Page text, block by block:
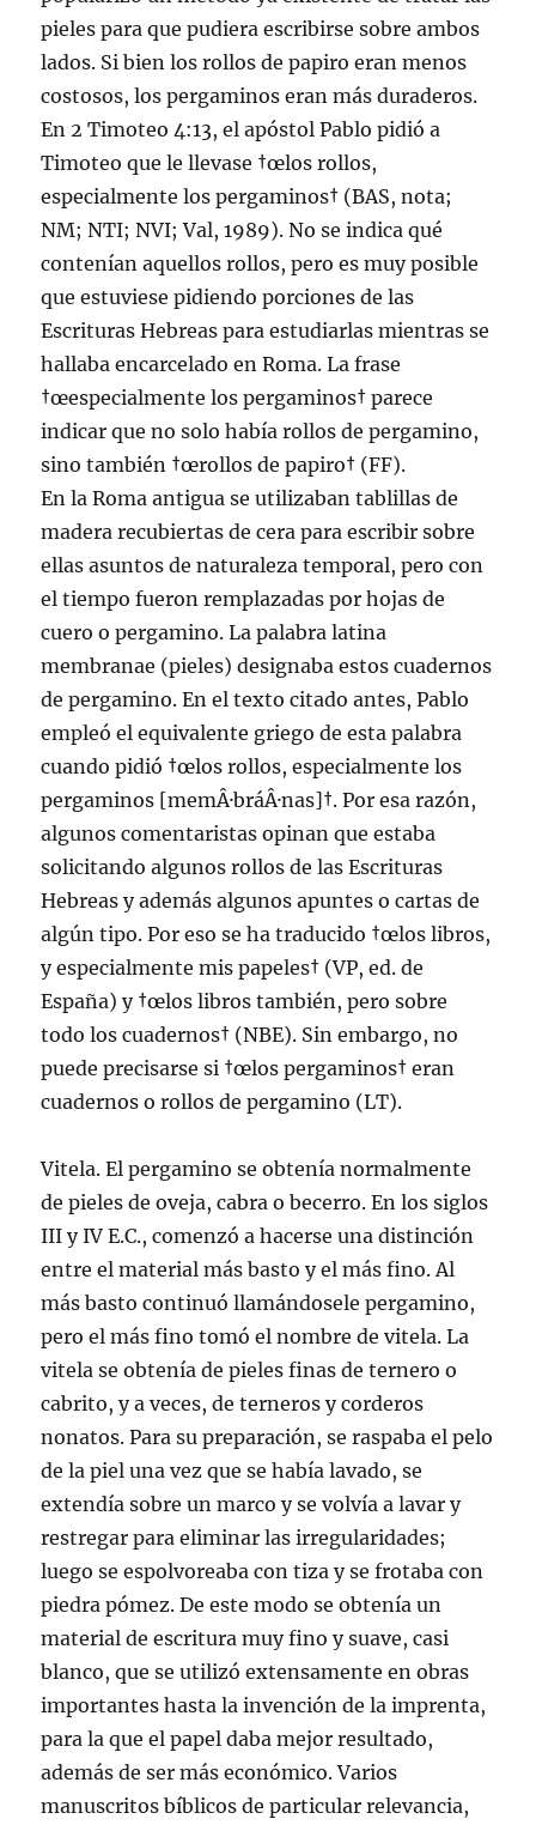
pieles para que pudiera escribirse sobre ambos
lados. Si bien los rollos de papiro eran menos
costosos, los pergaminos eran más duraderos.
En 2 Timoteo 4:13, el apóstol Pablo pidió a
Timoteo que le llevase †œlos rollos,
especialmente los pergaminos† (BAS, nota;
NM; NTI; NVI; Val, 1989). No se indica qué
contení­an aquellos rollos, pero es muy posible
que estuviese pidiendo porciones de las
Escrituras Hebreas para estudiarlas mientras se
hallaba encarcelado en Roma. La frase
†œespecialmente los pergaminos† parece
indicar que no solo habí­a rollos de pergamino,
sino también †œrollos de papiro† (FF).
En la Roma antigua se utilizaban tablillas de
madera recubiertas de cera para escribir sobre
ellas asuntos de naturaleza temporal, pero con
el tiempo fueron remplazadas por hojas de
cuero o pergamino. La palabra latina
membranae (pieles) designaba estos cuadernos
de pergamino. En el texto citado antes, Pablo
empleó el equivalente griego de esta palabra
cuando pidió †œlos rollos, especialmente los
pergaminos [memÂ·bráÂ·nas]†. Por esa razón,
algunos comentaristas opinan que estaba
solicitando algunos rollos de las Escrituras
Hebreas y además algunos apuntes o cartas de
algún tipo. Por eso se ha traducido †œlos libros,
y especialmente mis papeles† (VP, ed. de
España) y †œlos libros también, pero sobre
todo los cuadernos† (NBE). Sin embargo, no
puede precisarse si †œlos pergaminos† eran
cuadernos o rollos de pergamino (LT).
Vitela. El pergamino se obtení­a normalmente
de pieles de oveja, cabra o becerro. En los siglos
III y IV E.C., comenzó a hacerse una distinción
entre el material más basto y el más fino. Al
más basto continuó llamándosele pergamino,
pero el más fino tomó el nombre de vitela. La
vitela se obtení­a de pieles finas de ternero o
cabrito, y a veces, de terneros y corderos
nonatos. Para su preparación, se raspaba el pelo
de la piel una vez que se habí­a lavado, se
extendí­a sobre un marco y se volví­a a lavar y
restregar para eliminar las irregularidades;
luego se espolvoreaba con tiza y se frotaba con
piedra pómez. De este modo se obtení­a un
material de escritura muy fino y suave, casi
blanco, que se utilizó extensamente en obras
importantes hasta la invención de la imprenta,
para la que el papel daba mejor resultado,
además de ser más económico. Varios
manuscritos bí­blicos de particular relevancia,